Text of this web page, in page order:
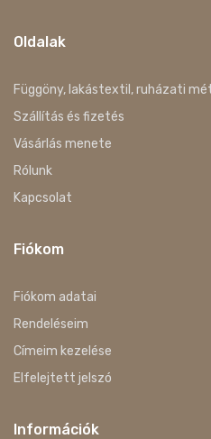
Oldalak
Függöny, lakástextil, ruházati
Szállítás és fizetés
Vásárlás menete
Rólunk
Kapcsolat
Fiókom
Fiókom adatai
Rendeléseim
Címeim kezelése
Elfelejtett jelszó
Információk